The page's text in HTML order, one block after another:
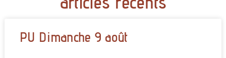
PU Dimanche 9 août